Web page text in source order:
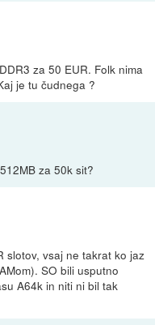
za 50 EUR. Folk nima
je tu čudnega ?
za 50k sit?
slotov, vsaj ne takrat ko jaz
SO bili usputno
A64k in niti ni bil tak